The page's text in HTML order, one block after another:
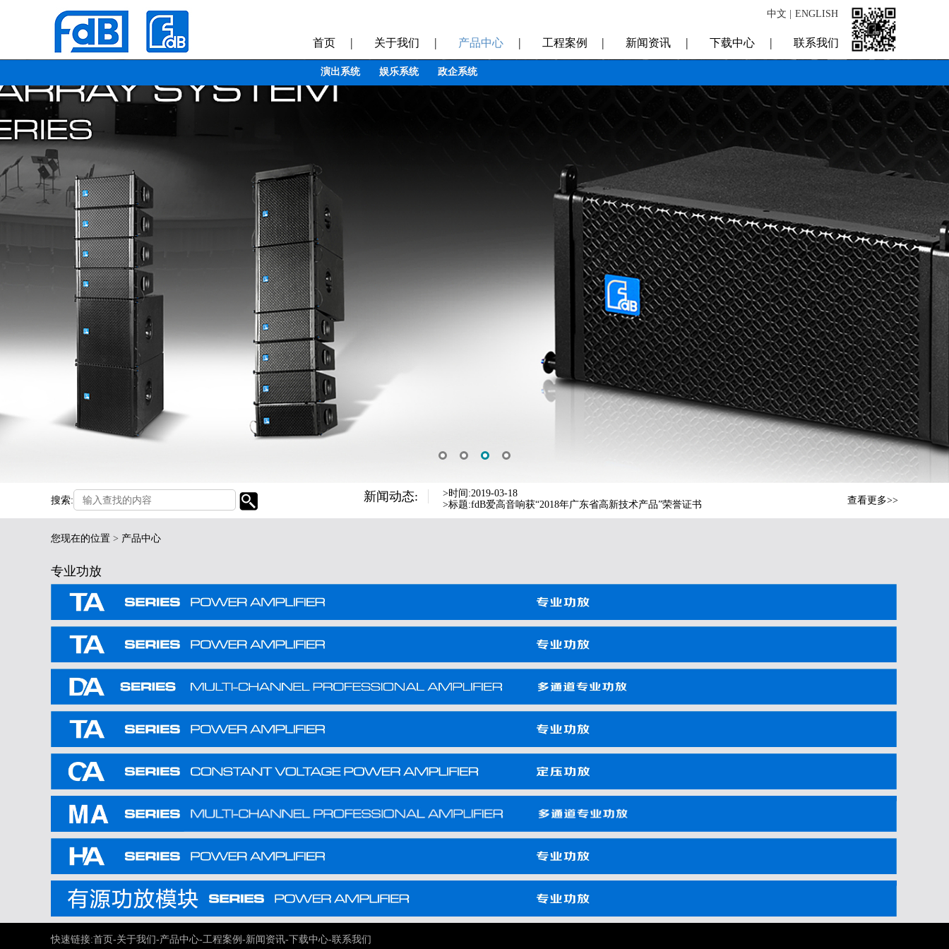
中文 | ENGLISH
首页 | 关于我们 | 产品中心 | 工程案例 | 新闻资讯 | 下载中心 | 联系我们
演出系统 娱乐系统 政企系统
搜索: 新闻动态: Previous
>标题:FDB AUDIO助阵第十七届珠峰文化旅游节
>时间:20191015
>标题:河源客天下水晶温泉国际度假区的“好声音”
>时间:20190625
查看更多>>
您现在的位置 > 产品中心
专业功放
快速链接:首页-关于我们-产品中心-工程案例 -新闻资讯-下载中心-联系我们